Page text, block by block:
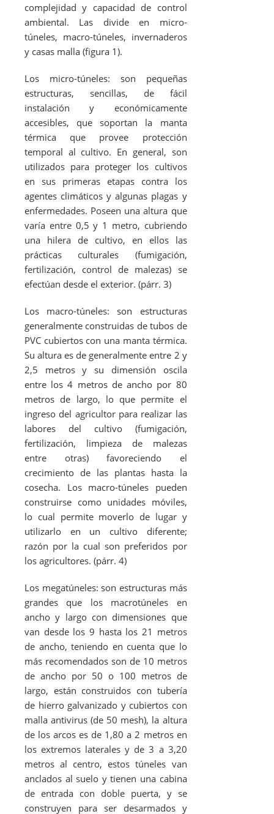
complejidad y capacidad de control
ambiental. Las divide en micro-
túneles, macro-túneles, invernaderos
y casas malla (figura 1).
Los micro-túneles: son pequeñas
estructuras, sencillas, de fácil
instalación y económicamente
accesibles, que soportan la manta
térmica que provee protección
temporal al cultivo. En general, son
utilizados para proteger los cultivos
en sus primeras etapas contra los
agentes climáticos y algunas plagas y
enfermedades. Poseen una altura que
varía entre 0,5 y 1 metro, cubriendo
una hilera de cultivo, en ellos las
prácticas culturales (fumigación,
fertilización, control de malezas) se
efectúan desde el exterior. (párr. 3)
Los macro-túneles: son estructuras
generalmente construidas de tubos de
PVC cubiertos con una manta térmica.
Su altura es de generalmente entre 2 y
2,5 metros y su dimensión oscila
entre los 4 metros de ancho por 80
metros de largo, lo que permite el
ingreso del agricultor para realizar las
labores del cultivo (fumigación,
fertilización, limpieza de malezas
entre otras) favoreciendo el
crecimiento de las plantas hasta la
cosecha. Los macro-túneles pueden
construirse como unidades móviles,
lo cual permite moverlo de lugar y
utilizarlo en un cultivo diferente;
razón por la cual son preferidos por
los agricultores. (párr. 4)
Los megatúneles: son estructuras más
grandes que los macrotúneles en
ancho y largo con dimensiones que
van desde los 9 hasta los 21 metros
de ancho, teniendo en cuenta que lo
más recomendados son de 10 metros
de ancho por 50 o 100 metros de
largo, están construidos con tubería
de hierro galvanizado y cubiertos con
malla antivirus (de 50 mesh), la altura
de los arcos es de 1,80 a 2 metros en
los extremos laterales y de 3 a 3,20
metros al centro, estos túneles van
anclados al suelo y tienen una cabina
de entrada con doble puerta, y se
construyen para ser desarmados y